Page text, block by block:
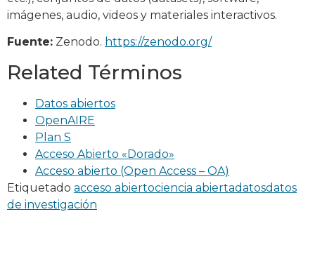
imágenes, audio, videos y materiales interactivos.
Fuente: Zenodo. https://zenodo.org/
Related Términos
Datos abiertos
OpenAIRE
Plan S
Acceso Abierto «Dorado»
Acceso abierto (Open Access – OA)
Etiquetado acceso abiertociencia abiertadatosdatos
de investigación